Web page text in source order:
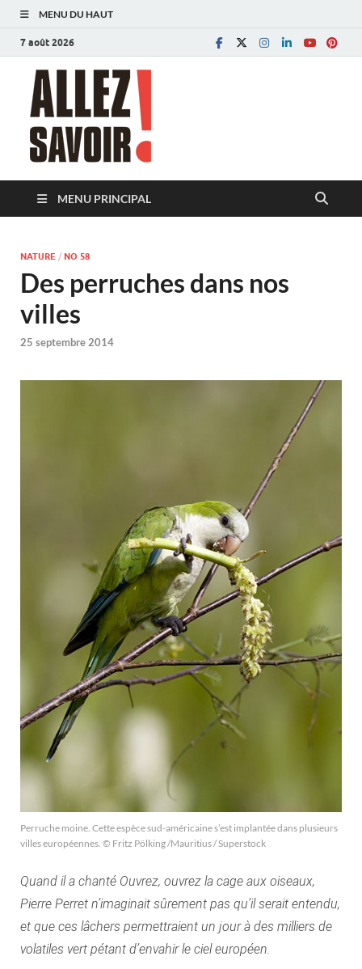
MENU DU HAUT
7 août 2026
MENU PRINCIPAL
NATURE / NO 58
Des perruches dans nos
villes
25 septembre 2014
Perruche moine. Cette espèce sud-américaine s’est implantée dans plusieurs
villes européennes. © Fritz Pölking /Mauritius / Superstock
Quand il a chanté Ouvrez, ouvrez la cage aux oiseaux,
Pierre Perret n’imaginait sûrement pas qu’il serait entendu,
et que ces lâchers permettraient un jour à des milliers de
volatiles vert pétant d’envahir le ciel européen.